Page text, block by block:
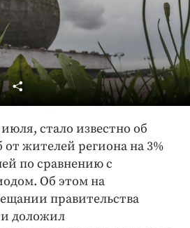
года
стало известно об
жителей региона на 3%
по сравнению с
Об этом на
правительства
доложил